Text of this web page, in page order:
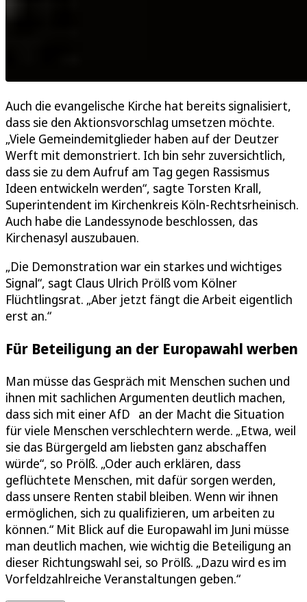
Auch die evangelische Kirche hat bereits signalisiert,
dass sie den Aktionsvorschlag umsetzen möchte.
„Viele Gemeindemitglieder haben auf der Deutzer
Werft mit demonstriert. Ich bin sehr zuversichtlich,
dass sie zu dem Aufruf am Tag gegen Rassismus
Ideen entwickeln werden“, sagte Torsten Krall,
Superintendent im Kirchenkreis Köln-Rechtsrheinisch.
Auch habe die Landessynode beschlossen, das
Kirchenasyl auszubauen.
„Die Demonstration war ein starkes und wichtiges
Signal“, sagt Claus Ulrich Prölß vom Kölner
Flüchtlingsrat. „Aber jetzt fängt die Arbeit eigentlich
erst an.“
Für Beteiligung an der Europawahl werben
Man müsse das Gespräch mit Menschen suchen und
ihnen mit sachlichen Argumenten deutlich machen,
dass sich mit einer AfD an der Macht die Situation
für viele Menschen verschlechtern werde. „Etwa, weil
sie das Bürgergeld am liebsten ganz abschaffen
würde“, so Prölß. „Oder auch erklären, dass
geflüchtete Menschen, mit dafür sorgen werden,
dass unsere Renten stabil bleiben. Wenn wir ihnen
ermöglichen, sich zu qualifizieren, um arbeiten zu
können.“ Mit Blick auf die Europawahl im Juni müsse
man deutlich machen, wie wichtig die Beteiligung an
dieser Richtungswahl sei, so Prölß. „Dazu wird es im
Vorfeldzahlreiche Veranstaltungen geben.“